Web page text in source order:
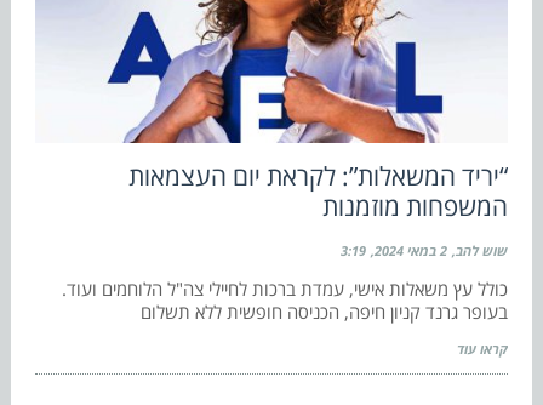
“יריד המשאלות”: לקראת יום העצמאות
המשפחות מוזמנות
שוש להב 2 במאי 2024 3:19
כולל עץ משאלות אישי, עמדת ברכות לחיילי צה"ל הלוחמים ועוד.
בעופר גרנד קניון חיפה, הכניסה חופשית ללא תשלום
קראו עוד